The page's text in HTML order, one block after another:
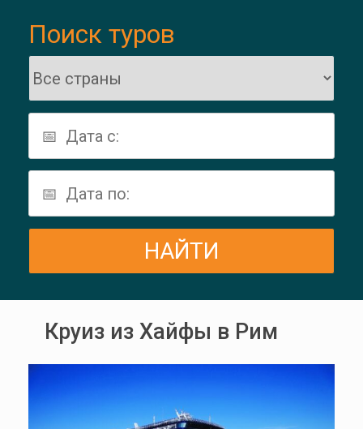
Поиск туров
Круиз из Хайфы в Рим